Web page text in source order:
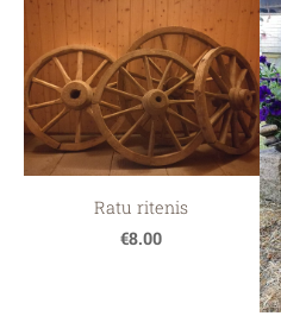
Ratu ritenis
€8.00